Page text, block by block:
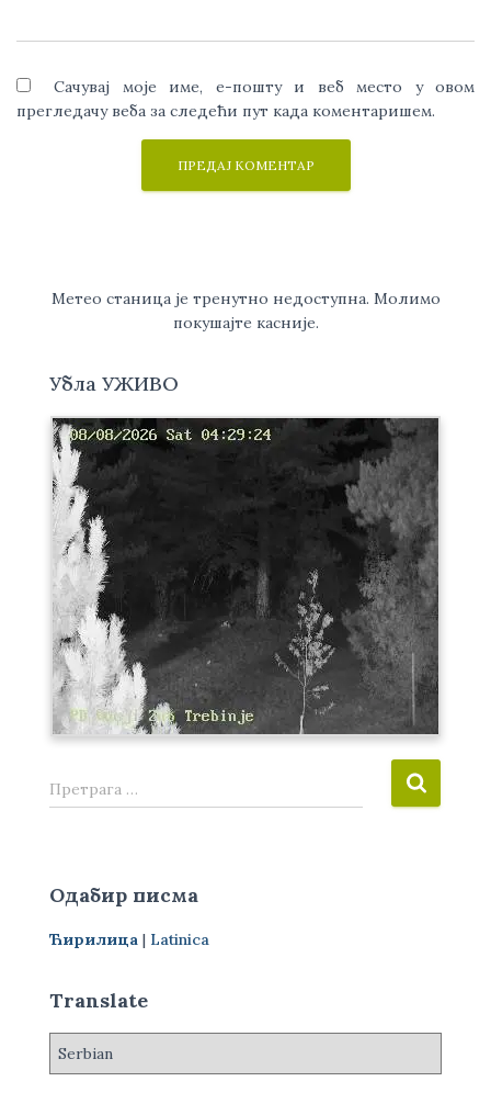
Сачувај моје име, е-пошту и веб место у овом
прегледачу веба за следећи пут када коментаришем.
Метео станица је тренутно недоступна. Молимо
покушајте касније.
Убла УЖИВО
П
р
а
а
а
Претрага …
Одабир писма
Ћирилица | Latinica
Translate